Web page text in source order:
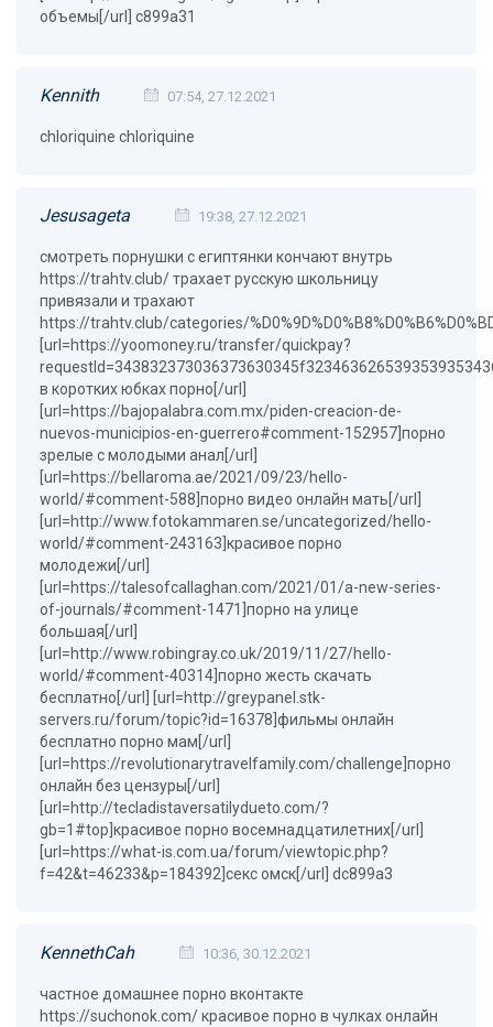
объемы[/url] c899a31
Kennith 07:54, 27.12.2021
chloriquine chloriquine
Jesusageta 19:38, 27.12.2021
смотреть порнушки с египтянки кончают внутрь
https://trahtv.club/ трахает русскую школьницу
привязали и трахают
https://trahtv.club/categories/
[url=https://yoomoney.ru/transfer/quickpay?
в коротких юбках порно[/url]
[url=https://bajopalabra.com.mx/piden-creacion-de-
nuevos-municipios-en-guerrero#comment-152957]порно
зрелые с молодыми анал[/url]
[url=https://bellaroma.ae/2021/09/23/hello-
world/#comment-588]порно видео онлайн мать[/url]
[url=http://www.fotokammaren.se/uncategorized/hello-
world/#comment-243163]красивое порно
молодежи[/url]
[url=https://talesofcallaghan.com/2021/01/a-new-series-
of-journals/#comment-1471]порно на улице
большая[/url]
[url=http://www.robingray.co.uk/2019/11/27/hello-
world/#comment-40314]порно жесть скачать
бесплатно[/url] [url=http://greypanel.stk-
servers.ru/forum/topic?id=16378]фильмы онлайн
бесплатно порно мам[/url]
[url=https://revolutionarytravelfamily.com/challenge]порно
онлайн без цензуры[/url]
[url=http://tecladistaversatilydueto.com/?
gb=1#top]красивое порно восемнадцатилетних[/url]
[url=https://what-is.com.ua/forum/viewtopic.php?
f=42&t=46233&p=184392]секс омск[/url] dc899a3
KennethCah 10:36, 30.12.2021
частное домашнее порно вконтакте
https://suchonok.com/ красивое порно в чулках онлайн